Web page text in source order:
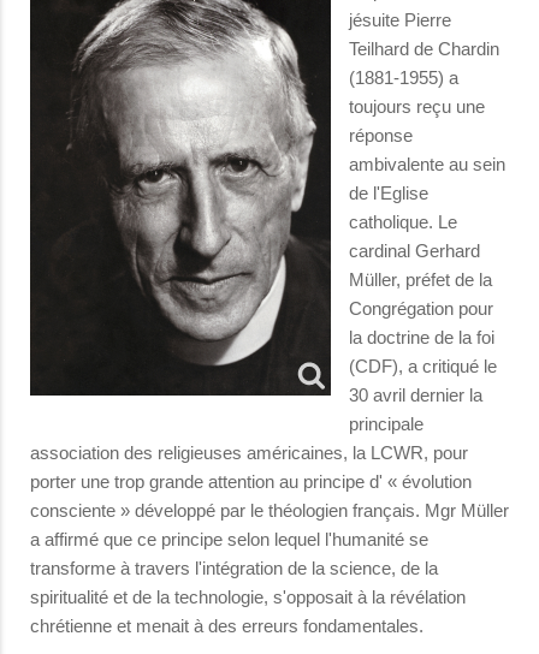
jésuite Pierre
Teilhard de Chardin
(1881-1955) a
toujours reçu une
réponse
ambivalente au sein
de l'Eglise
catholique. Le
cardinal Gerhard
Müller, préfet de la
Congrégation pour
la doctrine de la foi
(CDF), a critiqué le
30 avril dernier la
principale
association des religieuses américaines, la LCWR, pour
porter une trop grande attention au principe d' « évolution
consciente » développé par le théologien français. Mgr Müller
a affirmé que ce principe selon lequel l'humanité se
transforme à travers l'intégration de la science, de la
spiritualité et de la technologie, s'opposait à la révélation
chrétienne et menait à des erreurs fondamentales.